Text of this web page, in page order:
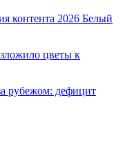
контента 2026 Белый
цветы к
рубежом: дефицит